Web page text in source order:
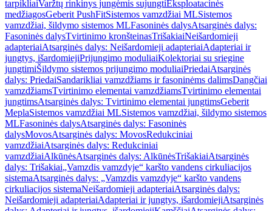
tarpikliaiVaržtų rinkinys jungėmis sujungtiEksploatacinės
medžiagosGeberit PushFitSistemos vamzdžiai MLSistemos
vamzdžiai, šildymo sistemos MLFasoninės dalysAtsarginės dalys:
Fasoninės dalysTvirtinimo kronšteinasTrišakiaiNeišardomieji
adapteriaiAtsarginės dalys: Neišardomieji adapteriaiAdapteriai ir
jungtys, išardomiejiPrijungimo moduliaiKolektoriai su sriegine
jungtimiŠildymo sistemos prijungimo moduliaiPriedaiAtsarginės
dalys: PriedaiSandarikliai vamzdžiams ir fasoninėms dalimsDangčiai
vamzdžiamsTvirtinimo elementai vamzdžiamsTvirtinimo elementai
jungtimsAtsarginės dalys: Tvirtinimo elementai jungtimsGeberit
MeplaSistemos vamzdžiai MLSistemos vamzdžiai, šildymo sistemos
MLFasoninės dalysAtsarginės dalys: Fasoninės
dalysMovosAtsarginės dalys: MovosRedukciniai
vamzdžiaiAtsarginės dalys: Redukciniai
vamzdžiaiAlkūnėsAtsarginės dalys: AlkūnėsTrišakiaiAtsarginės
dalys: Trišakiai„Vamzdis vamzdyje“ karšto vandens cirkuliacijos
sistemaAtsarginės dalys: „Vamzdis vamzdyje“ karšto vandens
cirkuliacijos sistemaNeišardomieji adapteriaiAtsarginės dalys:
Neišardomieji adapteriaiAdapteriai ir jungtys, išardomiejiAtsarginės